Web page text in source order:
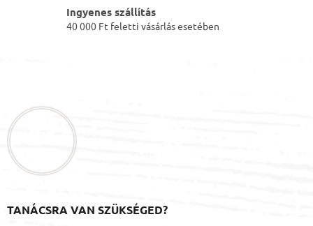
t
á
Ingyenes szállítás
40 000 Ft feletti vásárlás esetében
TANÁCSRA VAN SZÜKSÉGED?